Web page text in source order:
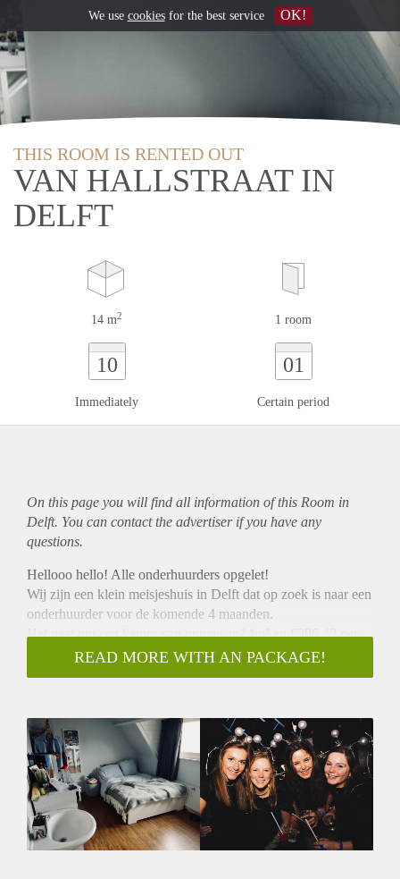
THIS ROOM IS RENTED OUT
VAN HALLSTRAAT IN
DELFT
14 m2 1 room
10
Immediately
01
Certain period
On this page you will find all information of this Room in
Delft. You can contact the advertiser if you have any
questions.
Hellooo hello! Alle onderhuurders opgelet!
Wij zijn een klein meisjeshuis in Delft dat op zoek is naar een
onderhuurder voor de komende 4 maanden.
Het gaat om een kamer van ongeveer 14m² en €396,40 per
maand inclusief.
We delen samen een badkamer, een keuken en een
READ MORE WITH AN PACKAGE!
We use cookiesfor the best service OK!